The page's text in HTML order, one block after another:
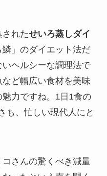
されたせいろ蒸しダイ
」のダイエット法だ
ヘルシーな調理法で
ど幅広い食材を美味
力ですね。1日1食の
も、忙しい現代人にと
さんの驚くべき減量